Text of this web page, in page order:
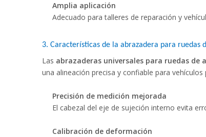
Amplia aplicación
Adecuado para talleres de reparación y
3. Características de la abrazadera para ruedas
Las abrazaderas universales para ruedas de
una alineación precisa y confiable para
Precisión de medición mejorada
El cabezal del eje de sujeción interno evita
Calibración de deformación